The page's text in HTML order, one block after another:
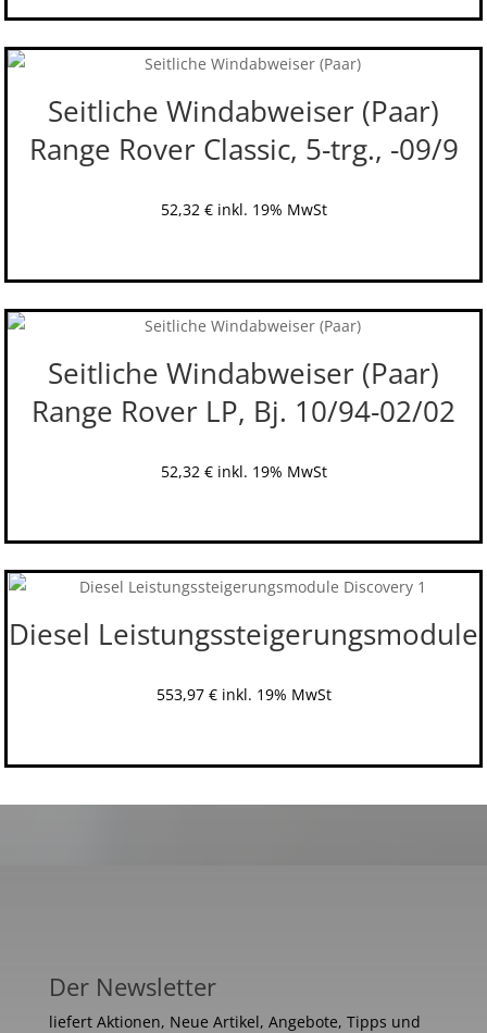
Seitliche Windabweiser (Paar)
Range Rover Classic, 5-trg., -09/9
52,32 € inkl. 19% MwSt
Seitliche Windabweiser (Paar)
Range Rover LP, Bj. 10/94-02/02
52,32 € inkl. 19% MwSt
Diesel Leistungssteigerungsmodule
553,97 € inkl. 19% MwSt
Der Newsletter
liefert Aktionen, Neue Artikel, Angebote, Tipps und